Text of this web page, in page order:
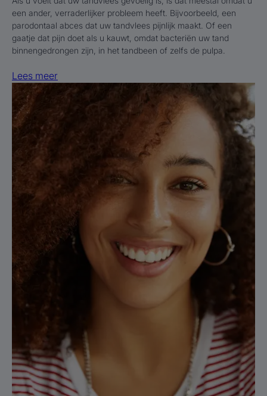
een ander, verraderlijker probleem heeft. Bijvoorbeeld, een
parodontaal abces dat uw tandvlees pijnlijk maakt. Of een
gaatje dat pijn doet als u kauwt, omdat bacteriën uw tand
binnengedrongen zijn, in het tandbeen of zelfs de pulpa.
Lees meer
Lees
meer
Tips
voor
frisse
adem